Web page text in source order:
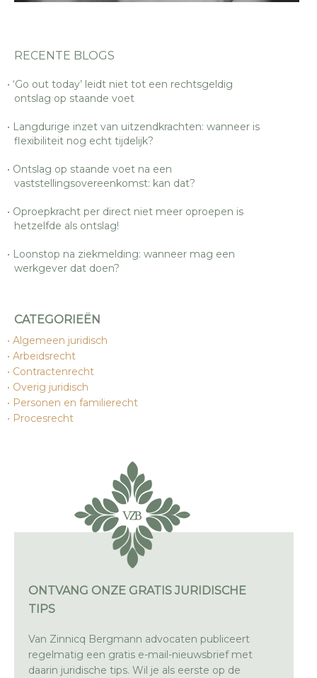
RECENTE BLOGS
‘Go out today’ leidt niet tot een rechtsgeldig
ontslag op staande voet
Langdurige inzet van uitzendkrachten: wanneer is
flexibiliteit nog echt tijdelijk?
Ontslag op staande voet na een
vaststellingsovereenkomst: kan dat?
Oproepkracht per direct niet meer oproepen is
hetzelfde als ontslag!
Loonstop na ziekmelding: wanneer mag een
werkgever dat doen?
CATEGORIEËN
Algemeen juridisch
Arbeidsrecht
Contractenrecht
Overig juridisch
Personen en familierecht
Procesrecht
ONTVANG ONZE GRATIS JURIDISCHE
TIPS
Van Zinnicq Bergmann advocaten publiceert
regelmatig een gratis e-mail-nieuwsbrief met
daarin juridische tips. Wil je als eerste op de